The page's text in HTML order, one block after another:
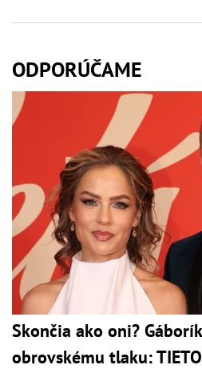
ODPORÚČAME
Skončia ako oni?
obrovskému tlaku: